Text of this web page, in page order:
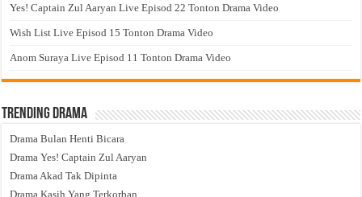
Yes! Captain Zul Aaryan Live Episod 22 Tonton Drama Video
Wish List Live Episod 15 Tonton Drama Video
Anom Suraya Live Episod 11 Tonton Drama Video
Trending Drama
Drama Bulan Henti Bicara
Drama Yes! Captain Zul Aaryan
Drama Akad Tak Dipinta
Drama Kasih Yang Terkorban